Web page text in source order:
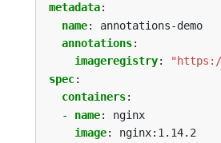
metadata:
name:
annotations-demo
annotations:
imageregistry:
spec:
containers:
- name:
nginx
image:
nginx:1.14.2